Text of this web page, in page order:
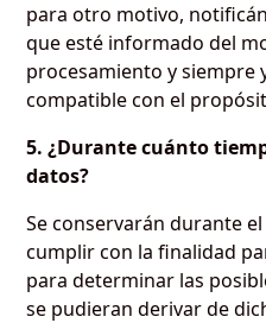
para otro motivo,
que esté informado del
procesamiento y siempre
compatible con el
5. ¿Durante cuánto
datos?
Se conservarán durante
cumplir con la finalidad
para determinar las
se pudieran derivar de